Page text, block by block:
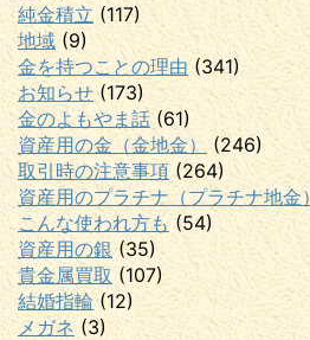
純金積立 (117)
地域 (9)
金を持つことの理由 (341)
お知らせ(173)
金のよもやま話(61)
資産用の金（金地金）
(246)
取引時の注意事項 (264)
資産用のプラチナ（プラチナ地金）
こんな使われ方も (54)
資産用の銀(35)
貴金属買取 (107)
結婚指輪(12)
メガネ (3)